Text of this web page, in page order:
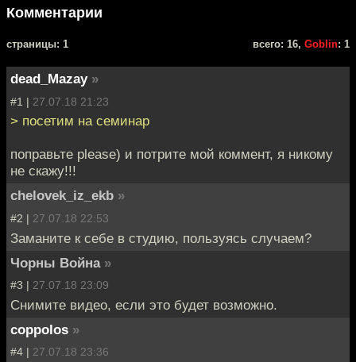
Комментарии
cтраницы: 1 всего: 16, Goblin: 1
dead_Mazay »
#1 | 27.07.18 21:23
> посетим на семинар
поправьте please) и потрите мой коммент, я никому
не скажу!!!
chelovek_iz_ekb »
#2 | 27.07.18 22:53
Заманите к себе в студию, пользуясь случаем?
Чорны Война »
#3 | 27.07.18 23:09
Снимите видео, если это будет возможно.
coppolos »
#4 | 27.07.18 23:36